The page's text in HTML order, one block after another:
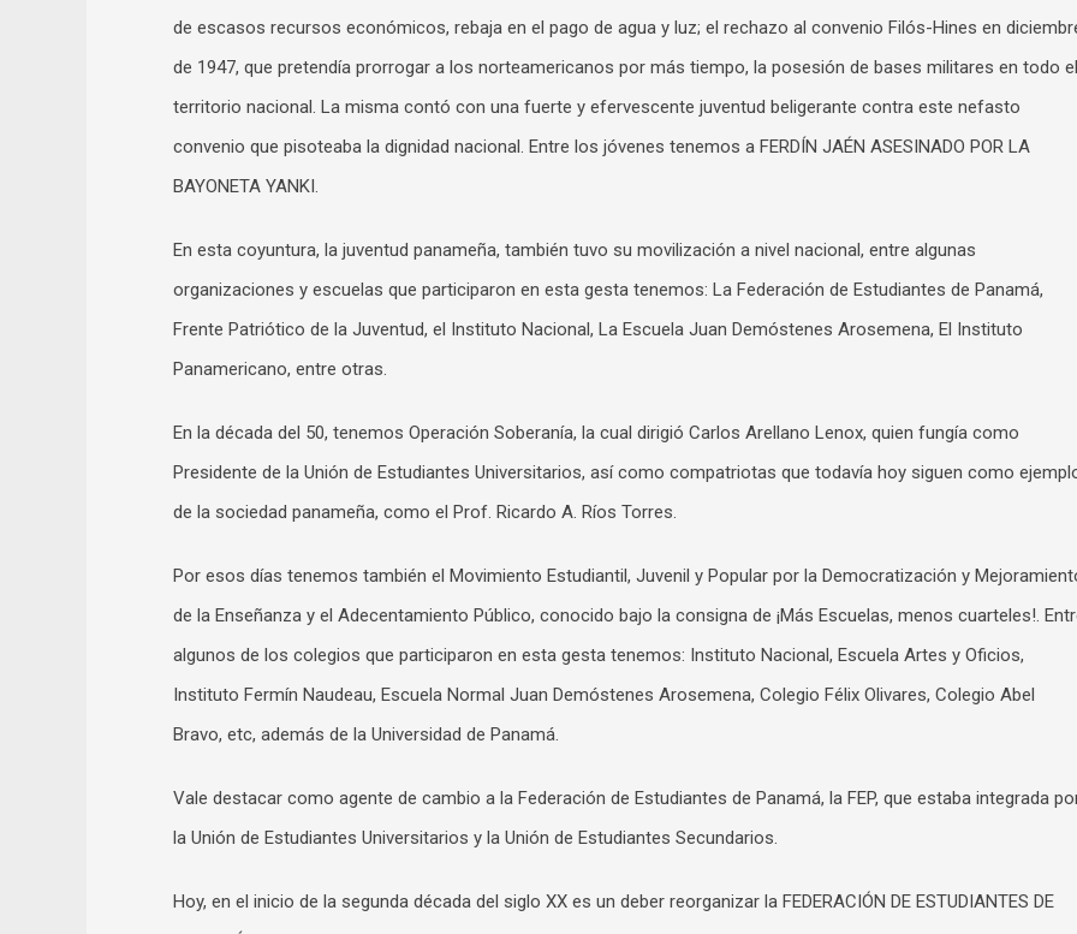
de escasos recursos económicos, rebaja en el pago de agua y luz; el rechazo al convenio Filós-Hines en
de 1947, que pretendía prorrogar a los norteamericanos por más tiempo, la posesión de bases militares en todo el
territorio nacional. La misma contó con una fuerte y efervescente juventud beligerante contra este nefasto
convenio que pisoteaba la dignidad nacional. Entre los jóvenes tenemos a FERDÍN JAÉN ASESINADO POR LA
BAYONETA YANKI.
En esta coyuntura, la juventud panameña, también tuvo su movilización a nivel nacional, entre algunas
organizaciones y escuelas que participaron en esta gesta tenemos: La Federación de Estudiantes de Panamá,
Frente Patriótico de la Juventud, el Instituto Nacional, La Escuela Juan Demóstenes Arosemena, El Instituto
Panamericano, entre otras.
En la década del 50, tenemos Operación Soberanía, la cual dirigió Carlos Arellano Lenox, quien fungía como
Presidente de la Unión de Estudiantes Universitarios, así como compatriotas que todavía hoy siguen como
de la sociedad panameña, como el Prof. Ricardo A. Ríos Torres.
Por esos días tenemos también el Movimiento Estudiantil, Juvenil y Popular por la Democratización y
de la Enseñanza y el Adecentamiento Público, conocido bajo la consigna de ¡Más Escuelas, menos cuarteles!.
algunos de los colegios que participaron en esta gesta tenemos: Instituto Nacional, Escuela Artes y Oficios,
Instituto Fermín Naudeau, Escuela Normal Juan Demóstenes Arosemena, Colegio Félix Olivares, Colegio Abel
Bravo, etc, además de la Universidad de Panamá.
Vale destacar como agente de cambio a la Federación de Estudiantes de Panamá, la FEP, que estaba integrada
la Unión de Estudiantes Universitarios y la Unión de Estudiantes Secundarios.
Hoy, en el inicio de la segunda década del siglo XX es un deber reorganizar la FEDERACIÓN DE ESTUDIANTES DE